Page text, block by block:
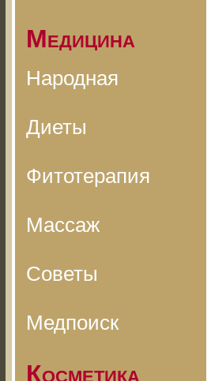
Медицина
Народная
Диеты
Фитотерапия
Массаж
Советы
Медпоиск
Косметика